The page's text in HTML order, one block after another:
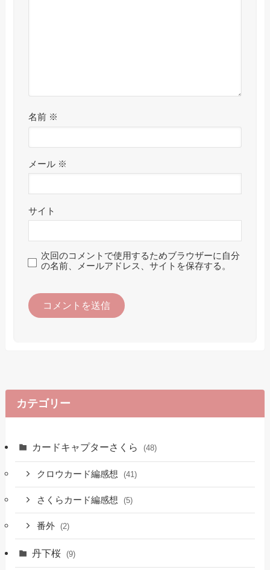
名前 ※
メール ※
サイト
次回のコメントで使用するためブラウザーに自分
の名前、メールアドレス、サイトを保存する。
カテゴリー
カードキャプターさくら (48)
クロウカード編感想 (41)
さくらカード編感想 (5)
番外 (2)
丹下桜 (9)